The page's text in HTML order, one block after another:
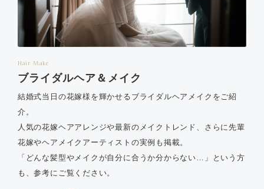
Hair Make
ブライダルヘア＆メイク
結婚式当日の花嫁様を輝かせるブライダルヘアメイクをご紹
介。
人気の花嫁ヘアアレンジや最新のメイクトレンド、さらに先輩
花嫁やヘアメイクアーティストの実例も掲載。
「どんな髪型やメイクが自分に合うか分からない…」という方
も、参考にご覧ください。